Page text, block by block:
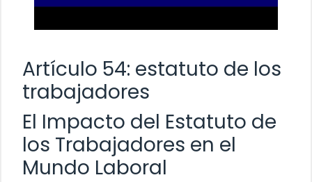
Artículo 54: estatuto de los
trabajadores
El Impacto del Estatuto de
los Trabajadores en el
Mundo Laboral